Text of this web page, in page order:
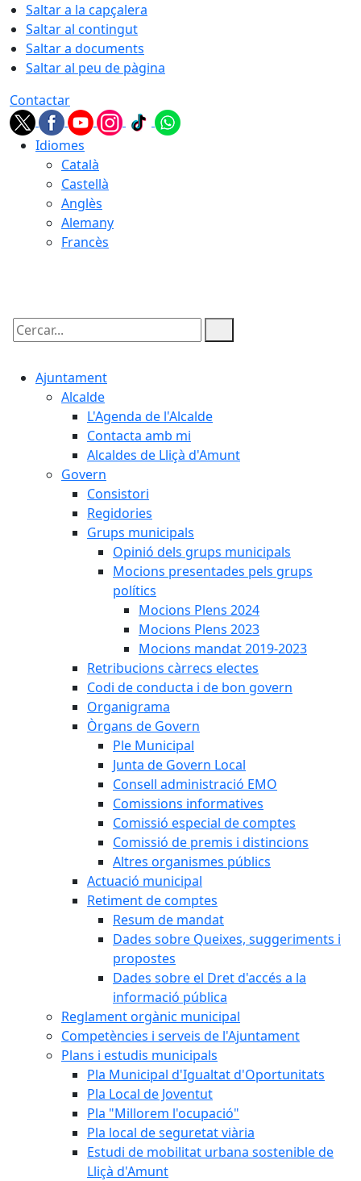
Saltar a la capçalera
Saltar al contingut
Saltar a documents
Saltar al peu de pàgina
Contactar
Idiomes
Català
Castellà
Anglès
Alemany
Francès
Cercar:
Ajuntament
Alcalde
L'Agenda de l'Alcalde
Contacta amb mi
Alcaldes de Lliçà d'Amunt
Govern
Consistori
Regidories
Grups municipals
Opinió dels grups municipals
Mocions presentades pels grups
polítics
Mocions Plens 2024
Mocions Plens 2023
Mocions mandat 2019-2023
Retribucions càrrecs electes
Codi de conducta i de bon govern
Organigrama
Òrgans de Govern
Ple Municipal
Junta de Govern Local
Consell administració EMO
Comissions informatives
Comissió especial de comptes
Comissió de premis i distincions
Altres organismes públics
Actuació municipal
Retiment de comptes
Resum de mandat
Dades sobre Queixes, suggeriments i
propostes
Dades sobre el Dret d'accés a la
informació pública
Reglament orgànic municipal
Competències i serveis de l'Ajuntament
Plans i estudis municipals
Pla Municipal d'Igualtat d'Oportunitats
Pla Local de Joventut
Pla "Millorem l'ocupació"
Pla local de seguretat viària
Estudi de mobilitat urbana sostenible de
Lliçà d'Amunt